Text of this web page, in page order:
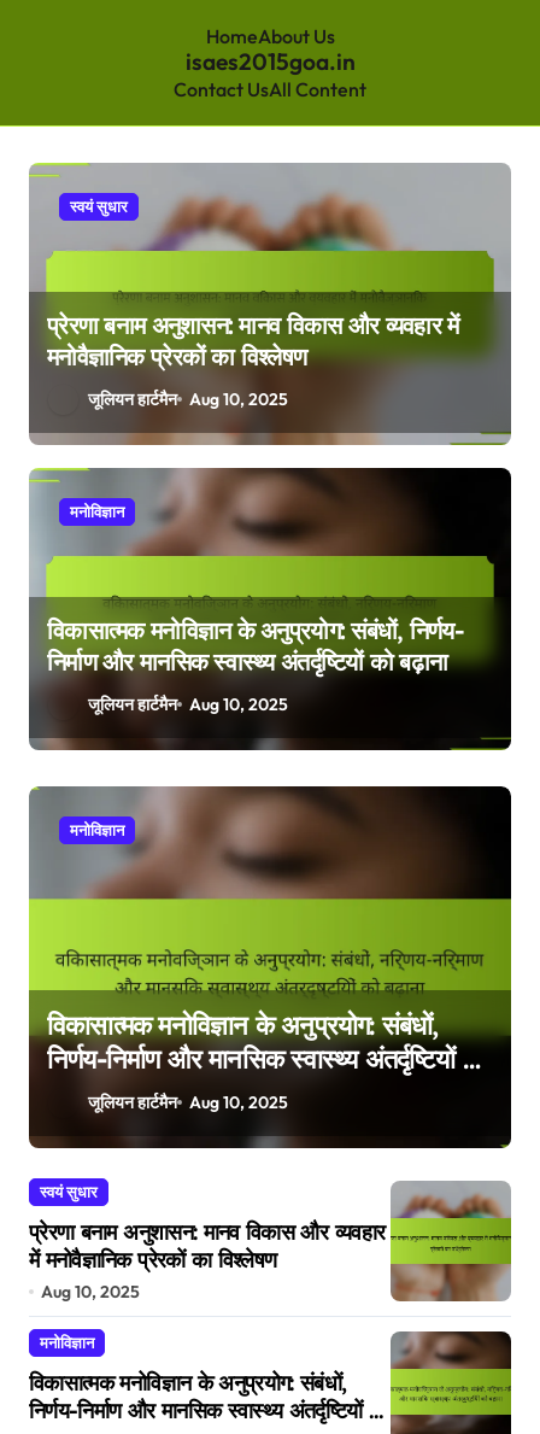
HomeAbout Us
isaes2015goa.in
Contact UsAll Content
content
स्वयं सुधार
प्रेरणा बनाम अनुशासन: मानव विकास और व्यवहार में
मनोवैज्ञानिक प्रेरकों का विश्लेषण
जूलियन हार्टमैन Aug 10, 2025
मनोविज्ञान
विकासात्मक मनोविज्ञान के अनुप्रयोग: संबंधों, निर्णय-
निर्माण और मानसिक स्वास्थ्य अंतर्दृष्टियों को बढ़ाना
जूलियन हार्टमैन Aug 10, 2025
मनोविज्ञान
विकासात्मक मनोविज्ञान के अनुप्रयोग: संबंधों,
निर्णय-निर्माण और मानसिक स्वास्थ्य अंतर्दृष्टियों को
बढ़ानाजूलियन हार्टमैन Aug 10, 2025
स्वयं सुधार
प्रेरणा बनाम अनुशासन: मानव विकास और व्यवहार
में मनोवैज्ञानिक प्रेरकों का विश्लेषण
Aug 10, 2025
मनोविज्ञान
विकासात्मक मनोविज्ञान के अनुप्रयोग: संबंधों,
निर्णय-निर्माण और मानसिक स्वास्थ्य अंतर्दृष्टियों को